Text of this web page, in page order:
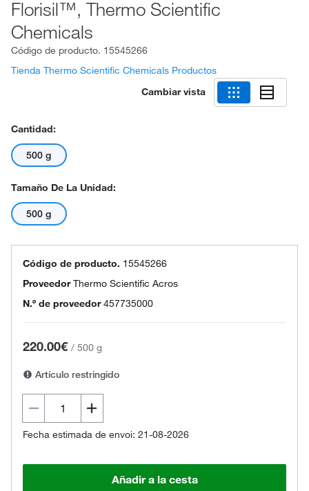
Florisil™, Thermo Scientific
Chemicals
Código de producto. 15545266
Tienda Thermo Scientific Chemicals Productos
Cambiar vista
Cantidad:
500 g
Tamaño De La Unidad:
500 g
Código de producto. 15545266
ProveedorThermo Scientific Acros
N.º de proveedor 457735000
220.00€ / 500 g
Artículo restringido
Fecha estimada de envoi: 21-08-2026
Añadir a la cesta